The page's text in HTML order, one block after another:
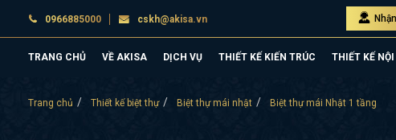
0966885000 cskh@akisa.vn
TRANG CHỦ VỀ AKISA DỊCH VỤ THIẾT KẾ KIẾN TRÚC THIẾT KẾ
Trang chủ Thiết kế biệt thự Biệt thự mái nhật Biệt thự mái Nhật 1 tầng